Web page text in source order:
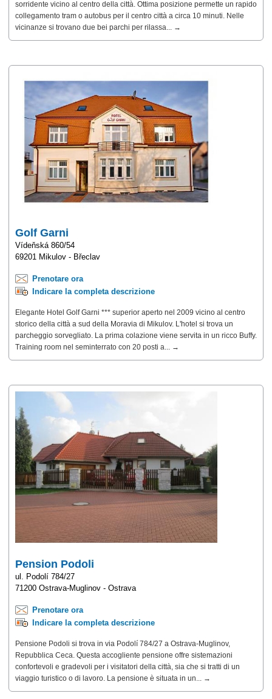
sorridente vicino al centro della città. Ottima posizione permette un rapido
collegamento tram o autobus per il centro città a circa 10 minuti. Nelle
vicinanze si trovano due bei parchi per rilassa... →
Golf Garni
Vídeňská 860/54
69201 Mikulov - Břeclav
Prenotare ora
Indicare la completa descrizione
Elegante Hotel Golf Garni *** superior aperto nel 2009 vicino al centro
storico della città a sud della Moravia di Mikulov. L'hotel si trova un
parcheggio sorvegliato. La prima colazione viene servita in un ricco Buffy.
Training room nel seminterrato con 20 posti a... →
Pension Podoli
ul. Podolí 784/27
71200 Ostrava-Muglinov - Ostrava
Prenotare ora
Indicare la completa descrizione
Pensione Podoli si trova in via Podolí 784/27 a Ostrava-Muglinov,
Repubblica Ceca. Questa accogliente pensione offre sistemazioni
confortevoli e gradevoli per i visitatori della città, sia che si tratti di un
viaggio turistico o di lavoro. La pensione è situata in un... →